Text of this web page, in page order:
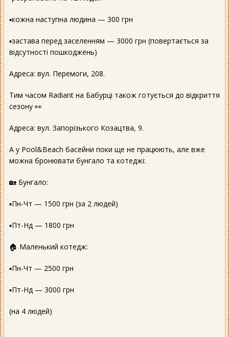
▪️кожна наступна людина — 300 грн
▪️застава перед заселенням — 3000 грн (повертається за
відсутності пошкоджень)
Адреса: вул. Перемоги, 208.
Тим часом Radiant на Бабурці також готується до відкриття
сезону 👀
Адреса: вул. Запорізького Козацтва, 9.
А у Pool&Beach басейни поки ще не працюють, але вже
можна бронювати бунгало та котеджі:
🏡 Бунгало:
▪️Пн-Чт — 1500 грн (за 2 людей)
▪️Пт-Нд — 1800 грн
🏠 Маленький котедж:
▪️Пн-Чт — 2500 грн
▪️Пт-Нд — 3000 грн
(на 4 людей)